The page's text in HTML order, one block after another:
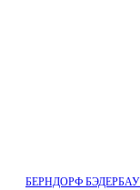
БЕРНДОРФ БЭДЕРБАУ